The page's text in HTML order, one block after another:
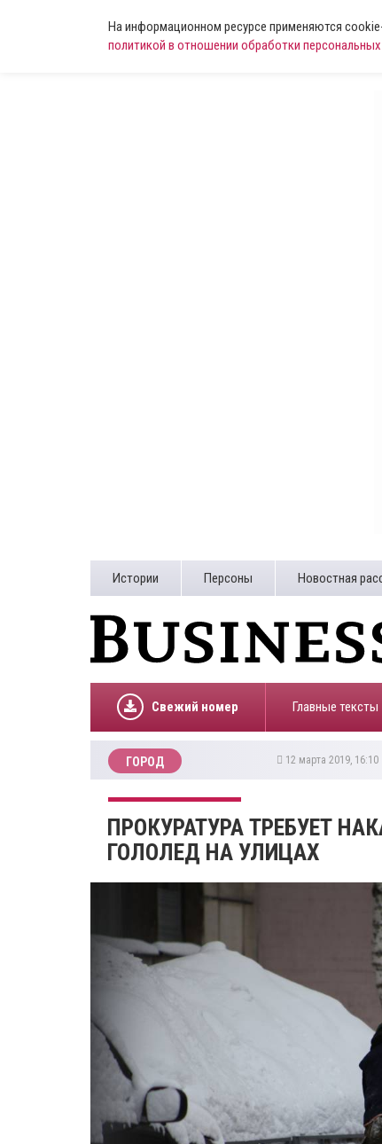
На информационном ресурсе применяются
политикой в отношении обработки
Истории Персоны Новостная
Свежий номер Главные тексты
ГОРОД 12 марта 2019, 16:10
ПРОКУРАТУРА ТРЕБУЕТ
ГОЛОЛЕД НА УЛИЦАХ